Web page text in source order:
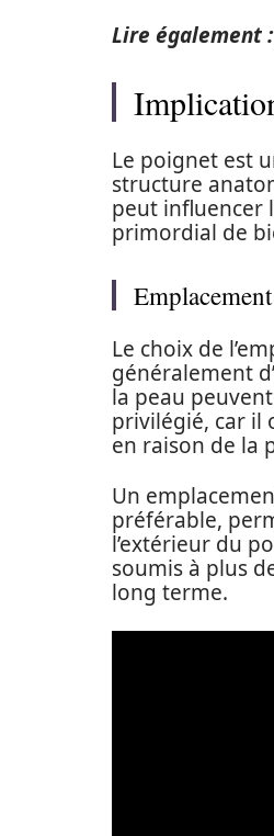
Lire également :
Le poignet est
structure
peut influencer
primordial de
Le choix de
généralement
la peau
privilégié, car il
en raison de la
Un
préférable,
l’extérieur du
soumis à plus
long terme.